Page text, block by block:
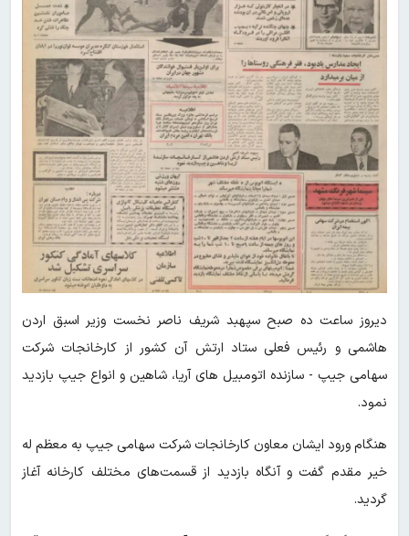
دیروز ساعت ده صبح سپهبد شریف ناصر نخست وزیر اسبق اردن
هاشمی و رئیس فعلی ستاد ارتش آن کشور از کارخانجات شرکت
سهامی جیپ - سازنده اتومبیل های آریا، شاهین و انواع جیپ بازدید
نمود.
هنگام ورود ایشان معاون کارخانجات شرکت سهامی جیپ به معظم له
خیر مقدم‌ گفت و آنگاه بازدید از قسمت‌های مختلف کارخانه آغاز
گردید.